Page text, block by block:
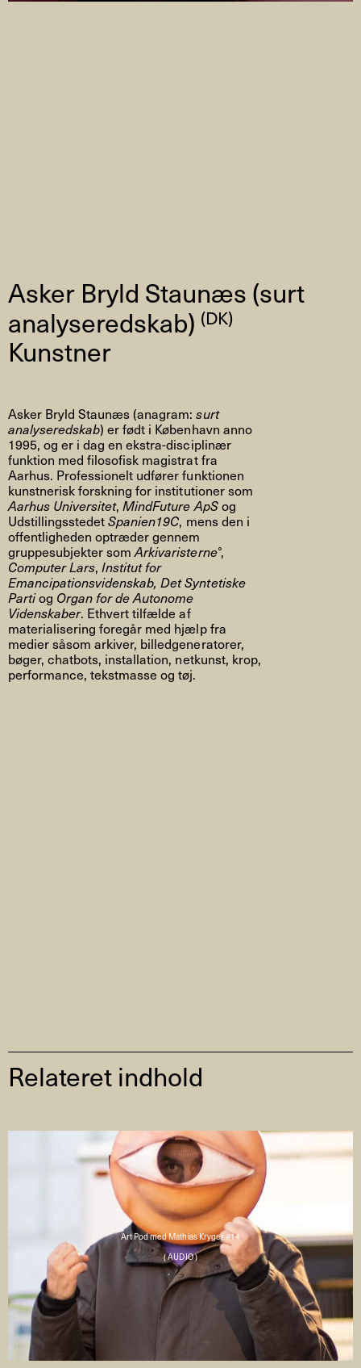
Asker Bryld Staunæs (surt
analyseredskab) (DK)
Kunstner
Asker Bryld Staunæs (anagram:surt
analyseredskab) er født i København anno
1995, og er i dag en ekstra-disciplinær
funktion med filosofisk magistrat fra
Aarhus. Professionelt udfører funktionen
kunstnerisk forskning for institutioner som
Aarhus Universitet,MindFuture ApSog
UdstillingsstedetSpanien19C, mens den i
offentligheden optræder gennem
gruppesubjekter somArkivaristerne°,
Computer Lars,Institut for
Emancipationsvidenskab, Det Syntetiske
Partiog Organ for de Autonome
Videnskaber. Ethvert tilfælde af
materialisering foregår med hjælp fra
medier såsom arkiver, billedgeneratorer,
bøger, chatbots, installation, netkunst, krop,
performance, tekstmasse og tøj.
Relateret indhold
Art Pod med Mathias Kryger #14
( AUDIO )